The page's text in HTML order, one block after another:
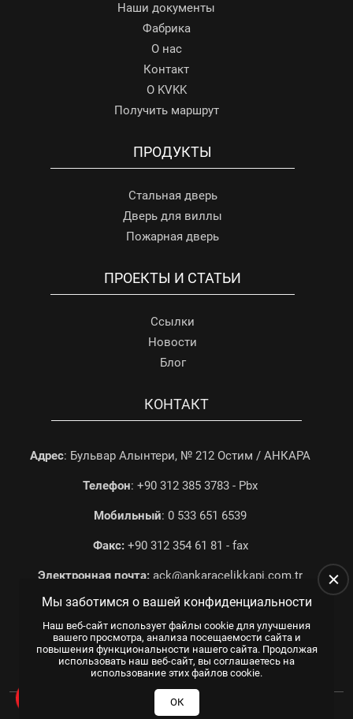
Наши документы
Фабрика
О нас
Контакт
О KVKK
Получить маршрут
ПРОДУКТЫ
Стальная дверь
Дверь для виллы
Пожарная дверь
ПРОЕКТЫ И СТАТЬИ
Ссылки
Новости
Блог
КОНТАКТ
Адрес: Бульвар Алынтери, № 212 Остим / АНКАРА
Телефон: +90 312 385 3783 - Pbx
Мобильный: 0 533 651 6539
Факс:+90 312 354 61 81 - fax
Электронная почта: ack@ankaracelikkapi.com.tr
WEB TASARIM
Мы заботимся о вашей конфиденциальности
Наш веб-сайт использует файлы cookie для улучшения
вашего просмотра, анализа посещаемости сайта и
повышения функциональности нашего сайта. Продолжая
использовать наш веб-сайт, вы соглашаетесь на
использование этих файлов cookie.
ОК